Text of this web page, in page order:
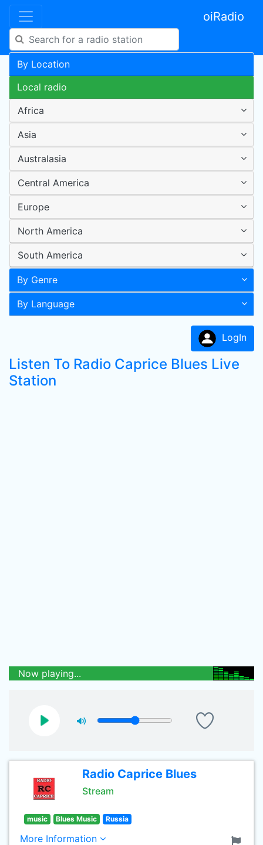
oiRadio
By Location
Local radio
Africa
Asia
Australasia
Central America
Europe
North America
South America
By Genre
By Language
LogIn
Listen To Radio Caprice Blues Live
Station
Now playing...
Radio Caprice Blues
Stream
music Blues Music Russia
More Information